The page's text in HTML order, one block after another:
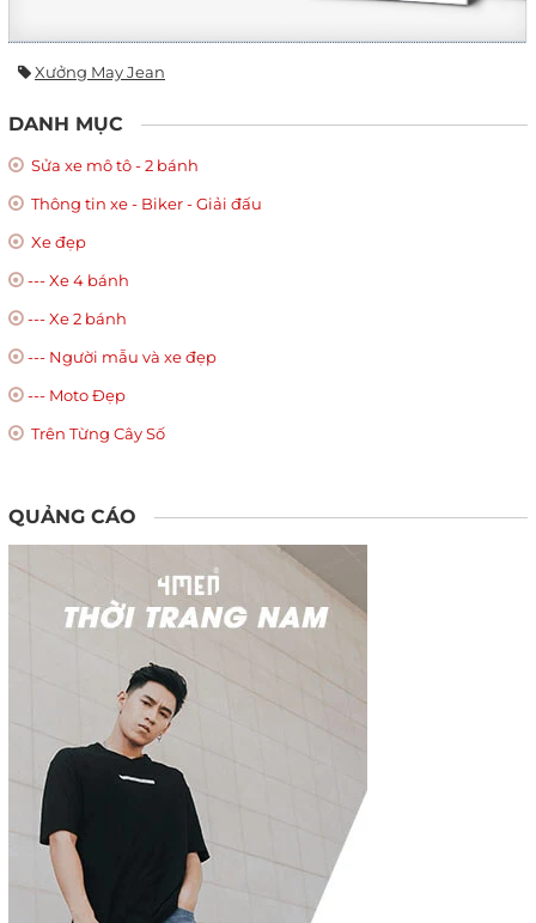
Xưởng May Jean
DANH MỤC
Sửa xe mô tô - 2 bánh
Thông tin xe - Biker - Giải đấu
Xe đẹp
--- Xe 4 bánh
--- Xe 2 bánh
--- Người mẫu và xe đẹp
--- Moto Đẹp
Trên Từng Cây Số
QUẢNG CÁO